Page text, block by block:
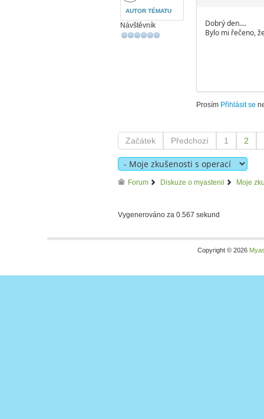
AUTOR TÉMATU
Návštěvník
Dobrý den....
Bylo mi řečeno,
Prosím Přihlásit se
Začátek Předchozí 1 2
Forum Diskuze o myastenii Moje
Vygenerováno za 0.567 sekund
Copyright © 2026